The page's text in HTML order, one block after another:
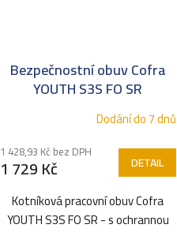
Bezpečnostní obuv Cofra
YOUTH S3S FO SR
Dodání do 7 dnů
1 428,93 Kč bez DPH
1 729 Kč DETAIL
Kotníková pracovní obuv Cofra
YOUTH S3S FO SR - s ochrannou